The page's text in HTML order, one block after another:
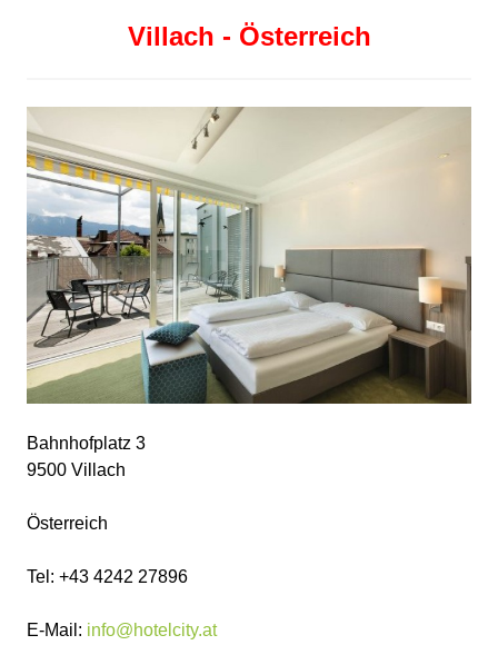
Villach - Österreich
Bahnhofplatz 3
9500 Villach
Österreich
Tel: +43 4242 27896
E-Mail: info@hotelcity.at